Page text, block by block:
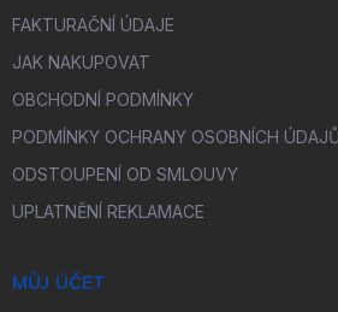
FAKTURAČNÍ ÚDAJE
JAK NAKUPOVAT
OBCHODNÍ PODMÍNKY
PODMÍNKY OCHRANY OSOBNÍCH ÚDAJŮ
ODSTOUPENÍ OD SMLOUVY
UPLATNĚNÍ REKLAMACE
MŮJ ÚČET